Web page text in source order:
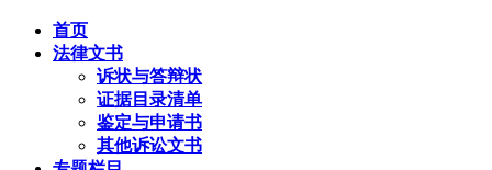
首页
法律文书
诉状与答辩状
证据目录清单
鉴定与申请书
其他诉讼文书